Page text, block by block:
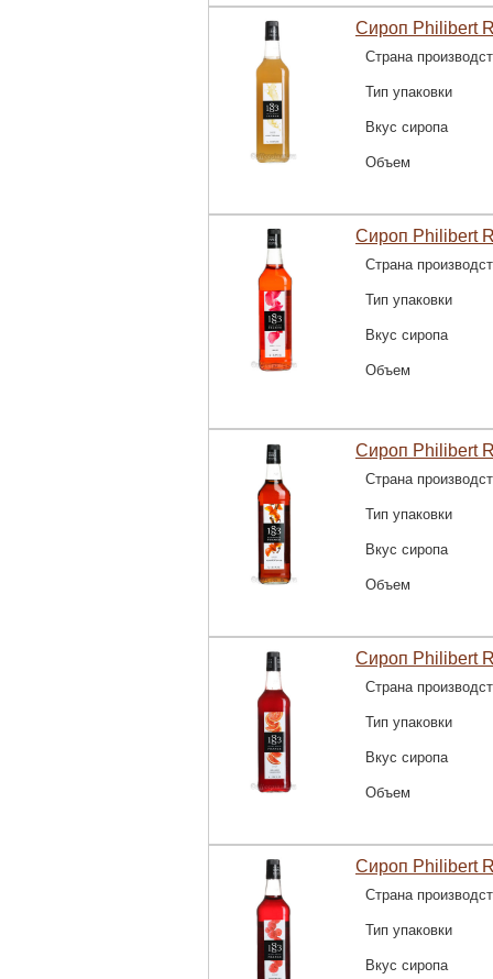
Сироп Philibert
Страна
Тип упаковки
Вкус сиропа
Объем
Сироп Philibert
Страна
Тип упаковки
Вкус сиропа
Объем
Сироп Philibert
Страна
Тип упаковки
Вкус сиропа
Объем
Сироп Philibert
Страна
Тип упаковки
Вкус сиропа
Объем
Сироп Philibert
Страна
Тип упаковки
Вкус сиропа